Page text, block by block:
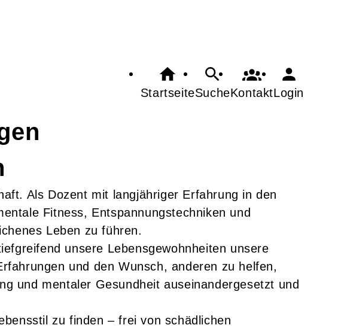
StartseiteSucheKontaktLogin
Als Dozent mit langjähriger Erfahrung in den
Fitness, Entspannungstechniken und
Leben zu führen.
unsere Lebensgewohnheiten unsere
und den Wunsch, anderen zu helfen,
und mentaler Gesundheit auseinandergesetzt und
zu finden – frei von schädlichen